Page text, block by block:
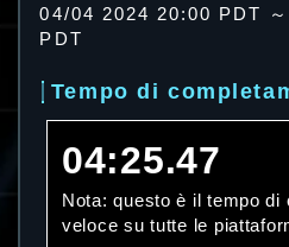
04/04 2024 20:00 PDT
PDT
Tempo di
04:25.47
Nota: questo è il tempo di
veloce su tutte le